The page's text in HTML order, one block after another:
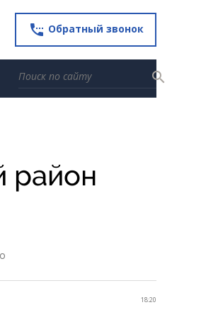
settings_phone Обратный звонок
search
район
18:20